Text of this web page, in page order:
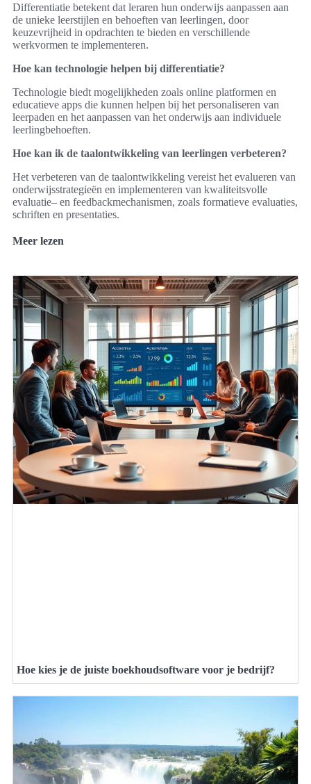
Differentiatie betekent dat leraren hun onderwijs aanpassen aan
de unieke leerstijlen en behoeften van leerlingen, door
keuzevrijheid in opdrachten te bieden en verschillende
werkvormen te implementeren.
Hoe kan technologie helpen bij differentiatie?
Technologie biedt mogelijkheden zoals online platformen en
educatieve apps die kunnen helpen bij het personaliseren van
leerpaden en het aanpassen van het onderwijs aan individuele
leerlingbehoeften.
Hoe kan ik de taalontwikkeling van leerlingen verbeteren?
Het verbeteren van de taalontwikkeling vereist het evalueren van
onderwijsstrategieën en implementeren van kwaliteitsvolle
evaluatie– en feedbackmechanismen, zoals formatieve evaluaties,
schriften en presentaties.
Meer lezen
Hoe kies je de juiste boekhoudsoftware voor je bedrijf?